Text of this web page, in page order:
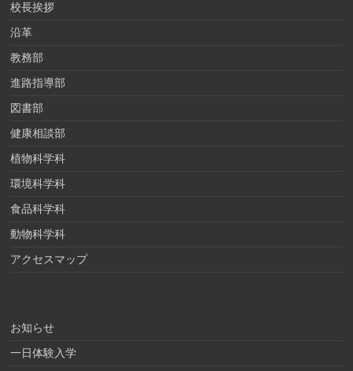
校長挨拶
沿革
教務部
進路指導部
図書部
健康相談部
植物科学科
環境科学科
食品科学科
動物科学科
アクセスマップ
お知らせ
一日体験入学